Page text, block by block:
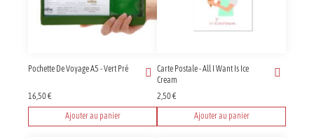
Pochette De Voyage A5 - Vert Pré
16,50€
Ajouter au panier
Carte Postale - All I Want Is Ice
Cream
2,50€
Ajouter au panier